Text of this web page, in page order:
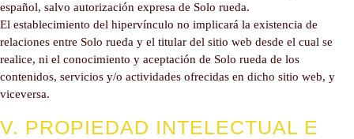
español, salvo autorización expresa de Solo rueda.
El establecimiento del hipervínculo no implicará la existencia de
relaciones entre Solo rueda y el titular del sitio web desde el cual se
realice, ni el conocimiento y aceptación de Solo rueda de los
contenidos, servicios y/o actividades ofrecidas en dicho sitio web, y
viceversa.
V. PROPIEDAD INTELECTUAL E